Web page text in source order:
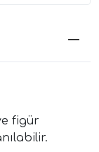
figür